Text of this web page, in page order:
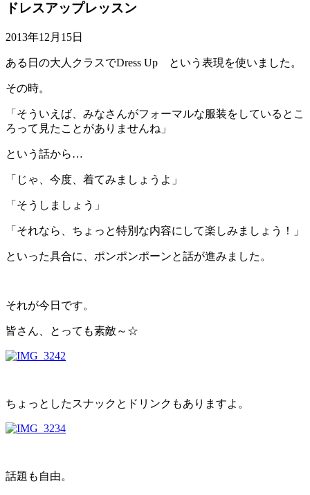
ドレスアップレッスン
2013年12月15日
ある日の大人クラスでDress Up という表現を使いました。
その時。
「そういえば、みなさんがフォーマルな服装をしているとこ
ろって見たことがありませんね」
という話から…
「じゃ、今度、着てみましょうよ」
「そうしましょう」
「それなら、ちょっと特別な内容にして楽しみましょう！」
といった具合に、ポンポンポーンと話が進みました。
それが今日です。
皆さん、とっても素敵～☆
ちょっとしたスナックとドリンクもありますよ。
話題も自由。